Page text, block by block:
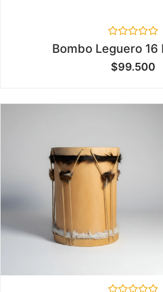
en
0
de
Bombo Leguero 16
$99.500